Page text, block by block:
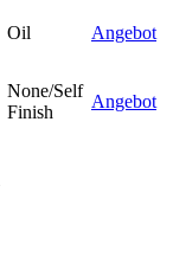
Oil Angebot
None/Self
Finish
Angebot